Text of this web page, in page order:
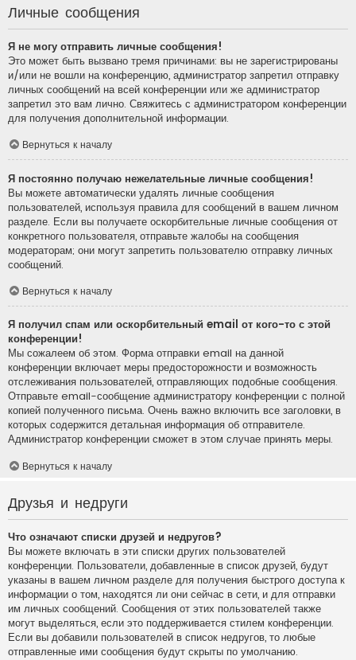
Личные сообщения
Я не могу отправить личные сообщения!
Это может быть вызвано тремя причинами: вы не зарегистрированы
и/или не вошли на конференцию, администратор запретил отправку
личных сообщений на всей конференции или же администратор
запретил это вам лично. Свяжитесь с администратором конференции
для получения дополнительной информации.
Вернуться к началу
Я постоянно получаю нежелательные личные сообщения!
Вы можете автоматически удалять личные сообщения
пользователей, используя правила для сообщений в вашем личном
разделе. Если вы получаете оскорбительные личные сообщения от
конкретного пользователя, отправьте жалобы на сообщения
модераторам; они могут запретить пользователю отправку личных
сообщений.
Вернуться к началу
Я получил спам или оскорбительный email от кого-то с этой
конференции!
Мы сожалеем об этом. Форма отправки email на данной
конференции включает меры предосторожности и возможность
отслеживания пользователей, отправляющих подобные сообщения.
Отправьте email-сообщение администратору конференции с полной
копией полученного письма. Очень важно включить все заголовки, в
которых содержится детальная информация об отправителе.
Администратор конференции сможет в этом случае принять меры.
Вернуться к началу
Друзья и недруги
Что означают списки друзей и недругов?
Вы можете включать в эти списки других пользователей
конференции. Пользователи, добавленные в список друзей, будут
указаны в вашем личном разделе для получения быстрого доступа к
информации о том, находятся ли они сейчас в сети, и для отправки
им личных сообщений. Сообщения от этих пользователей также
могут выделяться, если это поддерживается стилем конференции.
Если вы добавили пользователей в список недругов, то любые
отправленные ими сообщения будут скрыты по умолчанию.